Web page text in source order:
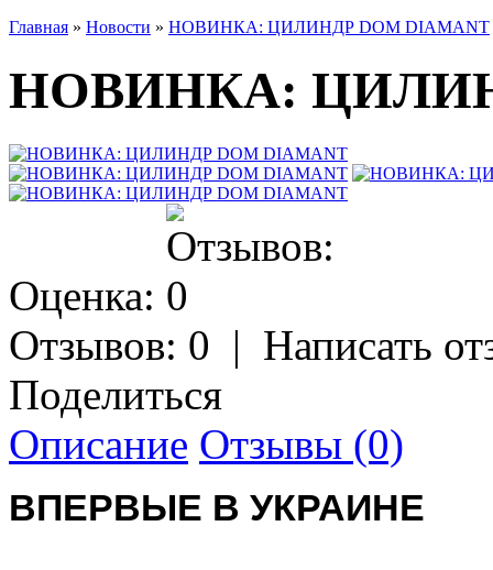
Главная » Новости » НОВИНКА: ЦИЛИНДР DOM DIAMANT
НОВИНКА:
Оценка:
Отзывов: 0 | Написать
Поделиться
Описание Отзывы (0)
ВПЕРВЫЕ В УКРАИНЕ